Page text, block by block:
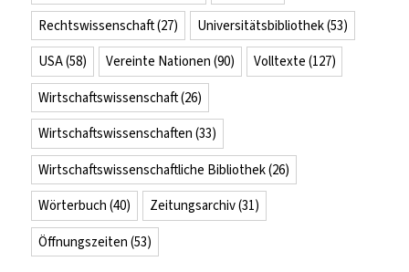
Rechtswissenschaft(27) Universitätsbibliothek(53)
USA(58) Vereinte Nationen (90) Volltexte (127)
Wirtschaftswissenschaft(26)
Wirtschaftswissenschaften (33)
Wirtschaftswissenschaftliche Bibliothek(26)
Wörterbuch (40) Zeitungsarchiv(31)
Öffnungszeiten (53)